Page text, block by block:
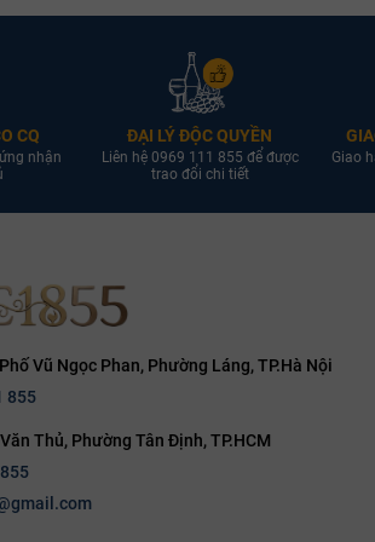
mà không gây cảm giác nặng nề.
Thức Bia Bỉ Kristoffel White
thủ công tạo nên chất lượng
CQ
nhận
ĐẠI LÝ ĐỘC QUYỀN
Liên hệ 0969 111 855 để được
trao đổi chi tiết
Giao
Vũ Ngọc Phan, Phường Láng, TP.Hà Nội
855
Thủ, Phường Tân Định, TP.HCM